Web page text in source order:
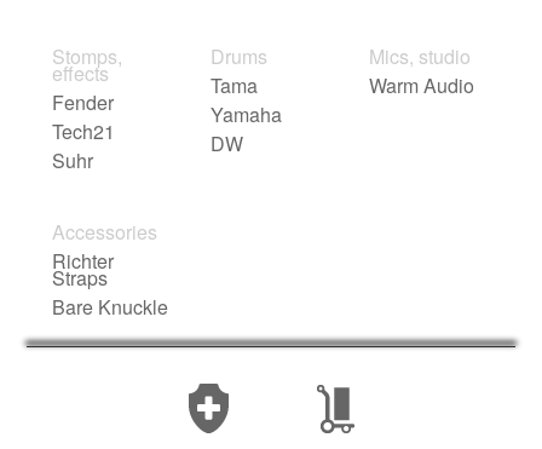
Stomps,
effects
Fender
Tech21
Suhr
Drums
Tama
Yamaha
DW
Mics, studio
Warm Audio
Accessories
Richter
Straps
Bare Knuckle